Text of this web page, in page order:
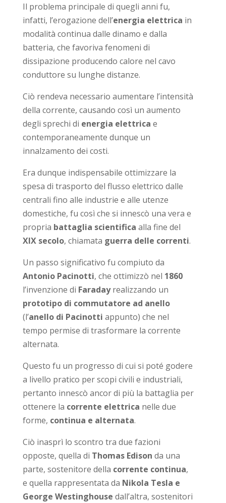
Il problema principale di quegli anni fu,
infatti, l’erogazione dell’energia elettrica in
modalità continua dalle dinamo e dalla
batteria, che favoriva fenomeni di
dissipazione producendo calore nel cavo
conduttore su lunghe distanze.
Ciò rendeva necessario aumentare l’intensità
della corrente, causando così un aumento
degli sprechi di energia elettrica e
contemporaneamente dunque un
innalzamento dei costi.
Era dunque indispensabile ottimizzare la
spesa di trasporto del flusso elettrico dalle
centrali fino alle industrie e alle utenze
domestiche, fu così che si innescò una vera e
propria battaglia scientifica alla fine del
XIX secolo, chiamata guerra delle correnti.
Un passo significativo fu compiuto da
Antonio Pacinotti, che ottimizzò nel 1860
l’invenzione di Faradayrealizzando un
prototipo di commutatore ad anello
(l’anello di Pacinotti appunto) che nel
tempo permise di trasformare la corrente
alternata.
Questo fu un progresso di cui si poté godere
a livello pratico per scopi civili e industriali,
pertanto innescò ancor di più la battaglia per
ottenere la corrente elettrica nelle due
forme, continua e alternata.
Ciò inasprì lo scontro tra due fazioni
opposte, quella di Thomas Edison da una
parte, sostenitore della corrente continua,
e quella rappresentata da Nikola Tesla e
George Westinghouse dall’altra, sostenitori